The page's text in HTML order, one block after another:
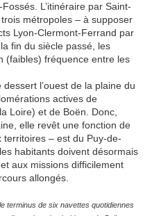
L’itinéraire par Saint-
métropoles – à supposer
Lyon-Clermont-Ferrand par
fin du siècle passé, les
(faibles) fréquence entre les
l’ouest de la plaine du
actives de
Loire) et de Boën. Donc,
elle revêt une fonction de
– est du Puy-de-
habitants doivent désormais
aux missions difficilement
allongés.
terminus de six navettes quotidiennes